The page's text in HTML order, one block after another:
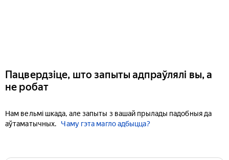
Пацвердзіце, што запыты адпраўлялі вы, а
не робат
Нам вельмі шкада, але запыты з вашай прылады падобныя да
аўтаматычных.
Чаму гэта магло адбыцца?